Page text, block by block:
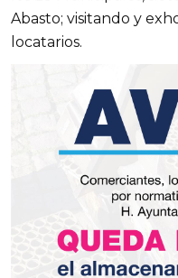
Abasto; visitando y
locatarios.